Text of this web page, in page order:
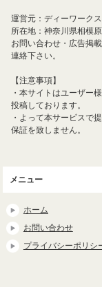
運営元：ディーワークス
所在地：神奈川県相模
お問い合わせ・広告掲
連絡下さい。
【注意事項】
・本サイトはユーザー
投稿しております。
・よって本サービスで
保証を致しません。
メニュー
ホーム
お問い合わせ
プライバシーポリシ